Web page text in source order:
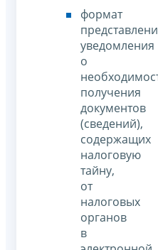
формат
уведомления
о
получения
документов
(сведений),
содержащих
налоговую
тайну,
от
налоговых
органов
в